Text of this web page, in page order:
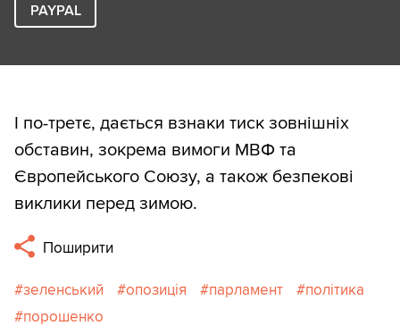
PAYPAL
І по-третє, дається взнаки тиск зовнішніх
обставин, зокрема вимоги МВФ та
Європейського Союзу, а також безпекові
виклики перед зимою.
Поширити
зеленський опозиція парламент
політика
порошенко